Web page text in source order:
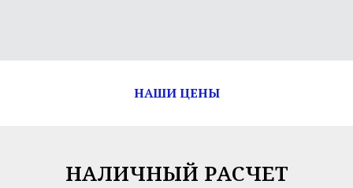
НАШИ ЦЕНЫ
НАЛИЧНЫЙ РАСЧЕТ